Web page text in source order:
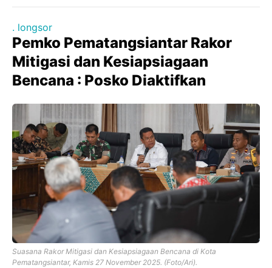
. longsor
Pemko Pematangsiantar Rakor
Mitigasi dan Kesiapsiagaan
Bencana : Posko Diaktifkan
Suasana Rakor Mitigasi dan Kesiapsiagaan Bencana di Kota
Pematangsiantar, Kamis 27 November 2025. (Foto/Ari).